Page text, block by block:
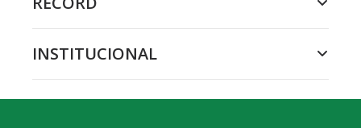
INSTITUCIONAL